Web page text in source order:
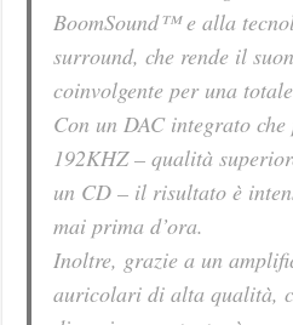
BoomSound™ e alla
surround, che rende il
coinvolgente per una
Con un DAC integrato
192KHZ – qualità
un CD – il risultato è
mai prima d’ora.
Inoltre, grazie a un
auricolari di alta qualità,